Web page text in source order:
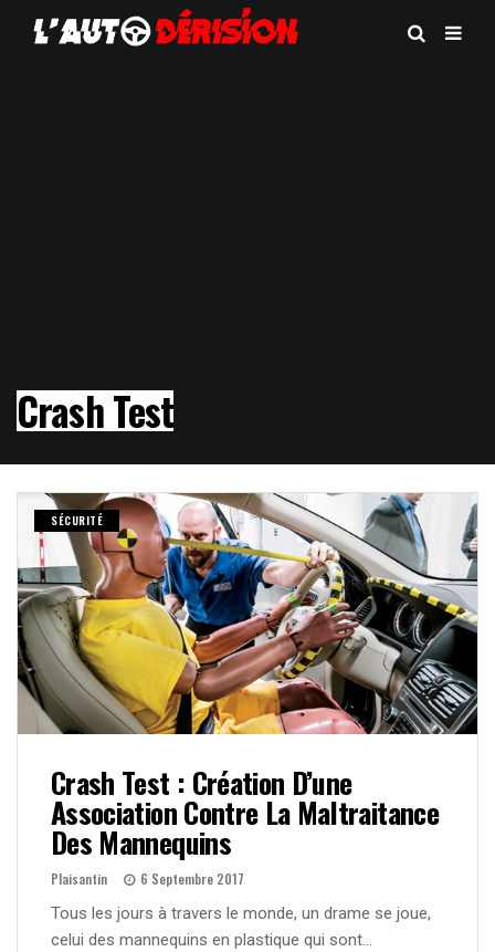
Crash Test
SÉCURITÉ
Crash Test : Création D’une
Association Contre La Maltraitance
Des Mannequins
Plaisantin 6 Septembre 2017
Tous les jours à travers le monde, un drame se joue,
celui des mannequins en plastique qui sont…